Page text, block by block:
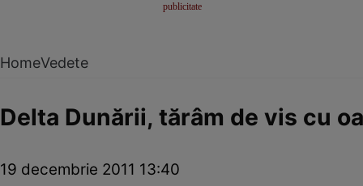
HomeVedete
Delta Dunării, tărâm de vis cu
19 decembrie 2011 13:40